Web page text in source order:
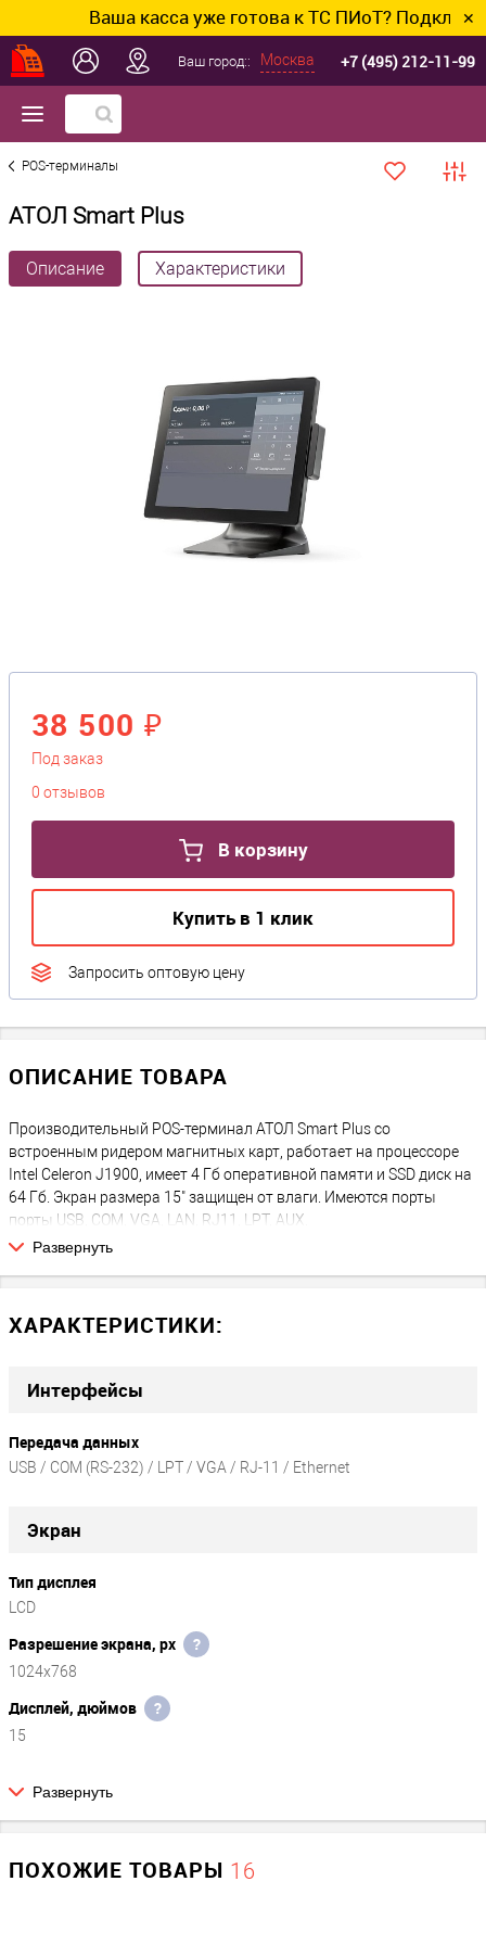
Ваша касса уже готова к ТС ПИоТ? Подключим✕
Ваш город:: Москва +7 (495) 212-11-99
POS-терминалы
АТОЛ Smart Plus
Описание Характеристики
38 500 ₽
Под заказ
0 отзывов
В корзину
Купить в 1 клик
Запросить оптовую цену
ОПИСАНИЕ ТОВАРА
Производительный POS-терминал АТОЛ Smart Plus со
встроенным ридером магнитных карт, работает на процессоре
Intel Celeron J1900, имеет 4 Гб оперативной памяти и SSD диск на
64 Гб. Экран размера 15" защищен от влаги. Имеются порты
порты USB, COM, VGA, LAN, RJ11, LPT, AUX.
Развернуть
ХАРАКТЕРИСТИКИ:
Интерфейсы
Передача данных
USB / COM (RS-232) / LPT / VGA / RJ-11 / Ethernet
Экран
Тип дисплея
LCD
Разрешение экрана, px ?
1024x768
Дисплей, дюймов ?
15
Жёсткий диск
SSD
Развернуть
ПОХОЖИЕ ТОВАРЫ 16